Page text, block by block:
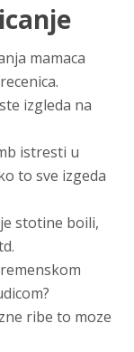
mamaca
izgleda na
istresti u
to sve izgeda
stotine boili,
ribe to moze